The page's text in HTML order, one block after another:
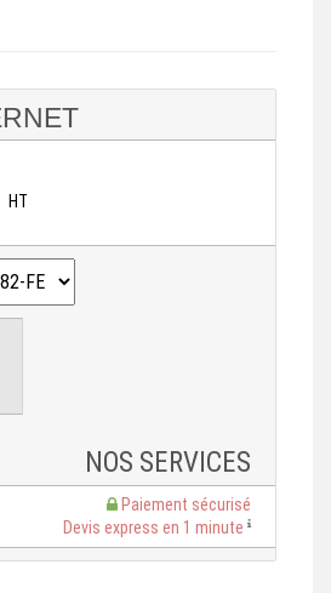
HT
NOS SERVICES
Paiement sécurisé
Devis express en 1 minute